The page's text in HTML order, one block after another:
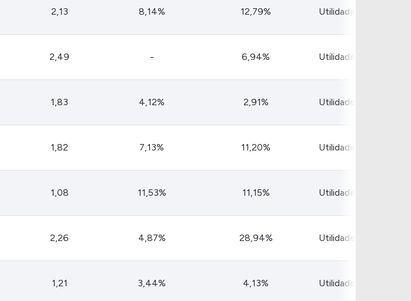
Coca-Cola
Cardano
As Ações Mais Buscadas
Guia do Iniciante
2,13 8,14% 12,79% Utilidade Pública
2,49 - 6,94% Utilidade Pública
1,83 4,12% 2,91% Utilidade Pública
1,82 7,13% 11,20% Utilidade Pública
1,08 11,53% 11,15% Utilidade Pública
2,26 4,87% 28,94% Utilidade Pública
1,21 3,44% 4,13% Utilidade Pública